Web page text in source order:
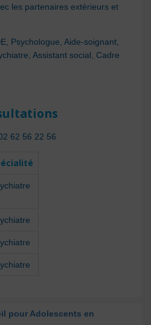
les partenaires extérieurs et
Psychologue, Aide-soignant,
Assistant social, Cadre
62 56 22 56
pour Adolescents en